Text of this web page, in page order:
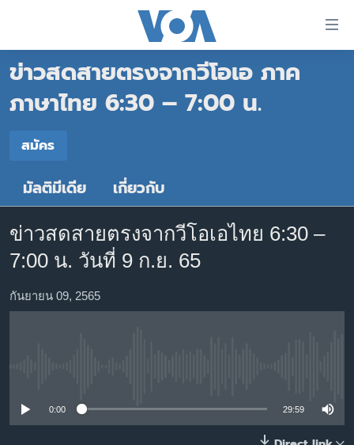
ต่อ
ไป
หลัก
หน้า
หลัก
ไป
การ
หน้าหลัก
โลก
เอเชีย
ไทย
ธุรกิจ
วิทยาศาสตร์
ไลฟ์สไตล์
ข่าวสดสายตรงจากวีโอเอ ภาค
ภาษาไทย 6:30 – 7:00 น.
สมัคร
Spotify
สมัคร
มัลติมีเดีย เกี่ยวกับ
ข่าวสดสายตรงจากวีโอเอไทย 6:30 –
7:00 น. วันที่ 9 ก.ย. 65
กันยายน 09, 2565
0:00 29:59